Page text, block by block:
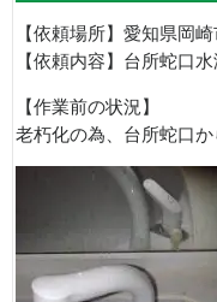
【依頼場所】愛知県岡
【依頼内容】台所蛇口
【作業前の状況】
老朽化の為、台所蛇口か